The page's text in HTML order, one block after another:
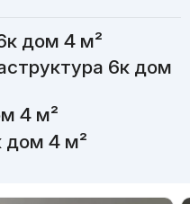
дом 4 м²
6к дом
4 м²
дом 4 м²